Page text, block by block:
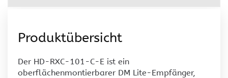
Produktübersicht
Der HD-RXC-101-C-E ist ein
oberflächenmontierbarer DM Lite-Empfänger,